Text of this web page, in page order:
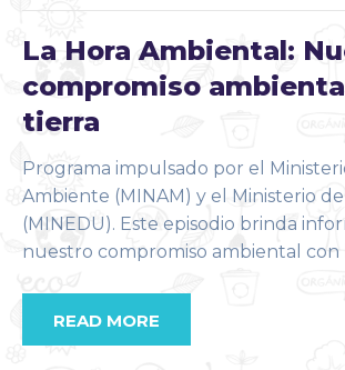
La Hora Ambiental:
compromiso
tierra
Programa impulsado por el
Ambiente (MINAM) y el Ministerio
(MINEDU). Este episodio brinda
nuestro compromiso ambiental con
READ MORE